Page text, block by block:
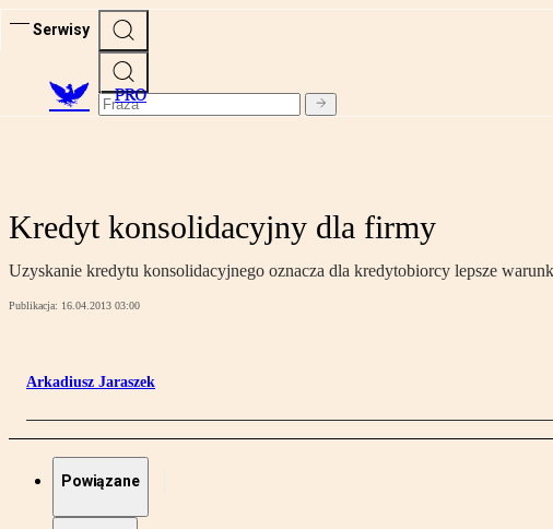
Serwisy
PRO
Kredyt konsolidacyjny dla firmy
Uzyskanie kredytu konsolidacyjnego oznacza dla kredytobiorcy lepsze
Publikacja: 16.04.2013 03:00
Arkadiusz Jaraszek
Powiązane